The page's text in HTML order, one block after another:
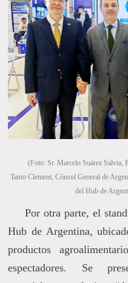
(Foto: Sr. Marcelo Suárez Salvia,
Tanto Clement, Cónsul General de
del Hub de
Por otra parte, el
Hub de Argentina,
productos
espectadores. Se